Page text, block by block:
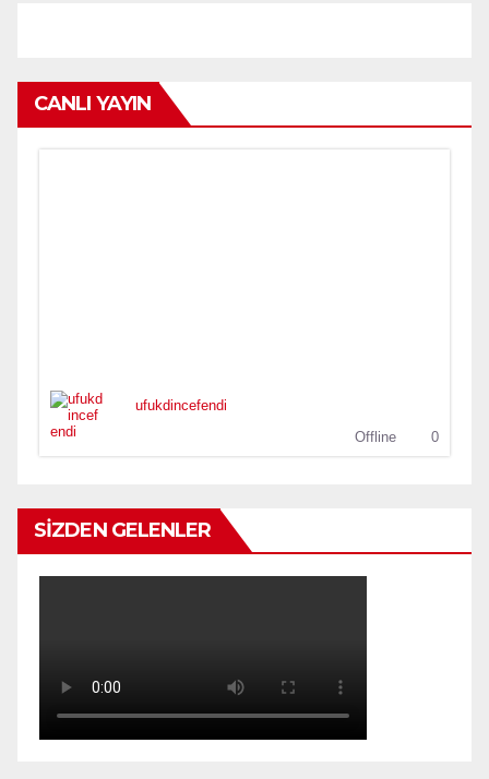
CANLI YAYIN
ufukdincefendi
Offline
0
SİZDEN GELENLER